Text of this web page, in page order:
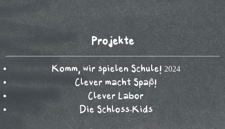
Projekte
Komm, wir spielen Schule! 2024
Clever macht Spaß!
Clever Labor
Die Schloss-Kids